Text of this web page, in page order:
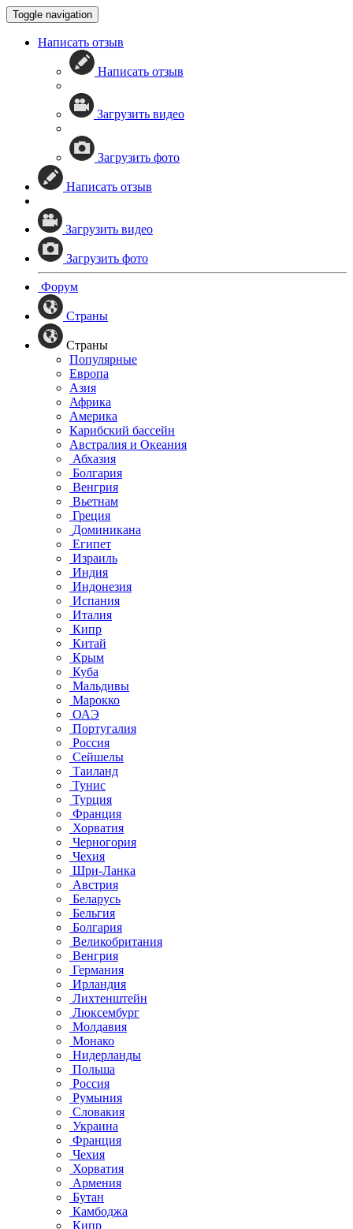
Toggle navigation
Написать отзыв
Написать отзыв
Загрузить видео
Загрузить фото
Написать отзыв
Загрузить видео
Загрузить фото
Форум
Страны
Страны
Популярные
Европа
Азия
Африка
Америка
Карибский бассейн
Австралия и Океания
Абхазия
Болгария
Венгрия
Вьетнам
Греция
Доминикана
Египет
Израиль
Индия
Индонезия
Испания
Италия
Кипр
Китай
Крым
Куба
Мальдивы
Марокко
ОАЭ
Португалия
Россия
Сейшелы
Таиланд
Тунис
Турция
Франция
Хорватия
Черногория
Чехия
Шри-Ланка
Австрия
Беларусь
Бельгия
Болгария
Великобритания
Венгрия
Германия
Ирландия
Лихтенштейн
Люксембург
Молдавия
Монако
Нидерланды
Польша
Россия
Румыния
Словакия
Украина
Франция
Чехия
Хорватия
Армения
Бутан
Камбоджа
Кипр